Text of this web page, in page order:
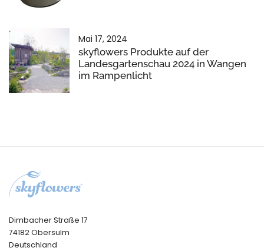
Mai 17, 2024
skyflowers Produkte auf der
Landesgartenschau 2024 in Wangen
im Rampenlicht
Dimbacher Straße 17
74182 Obersulm
Deutschland